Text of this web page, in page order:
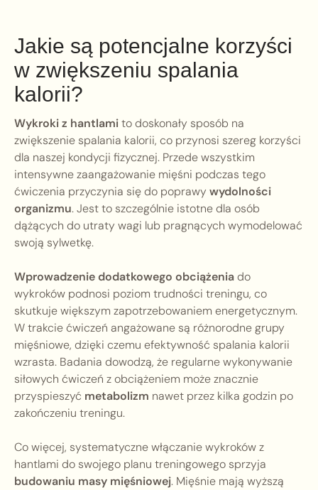
Jakie są potencjalne korzyści
w zwiększeniu spalania
kalorii?
Wykroki z hantlamito doskonały sposób na
zwiększenie spalania kalorii, co przynosi szereg korzyści
dla naszej kondycji fizycznej. Przede wszystkim
intensywne zaangażowanie mięśni podczas tego
ćwiczenia przyczynia się do poprawy wydolności
organizmu. Jest to szczególnie istotne dla osób
dążących do utraty wagi lub pragnących wymodelować
swoją sylwetkę.
Wprowadzenie dodatkowego obciążeniado
wykroków podnosi poziom trudności treningu, co
skutkuje większym zapotrzebowaniem energetycznym.
W trakcie ćwiczeń angażowane są różnorodne grupy
mięśniowe, dzięki czemu efektywność spalania kalorii
wzrasta. Badania dowodzą, że regularne wykonywanie
siłowych ćwiczeń z obciążeniem może znacznie
przyspieszyć metabolizm nawet przez kilka godzin po
zakończeniu treningu.
Co więcej, systematyczne włączanie wykroków z
hantlami do swojego planu treningowego sprzyja
budowaniu masy mięśniowej. Mięśnie mają wyższą